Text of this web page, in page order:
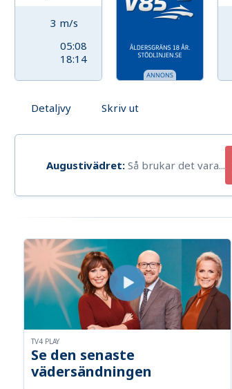
3 m/s
05:08
18:14
Detaljvy Skriv ut
Augustivädret: Så brukar det vara...
Se den senaste
vädersändningen
TV4 PLAY